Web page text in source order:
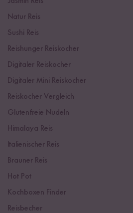
Natur Reis
Sushi Reis
Reishunger Reiskocher
Digitaler Reiskocher
Digitaler Mini Reiskocher
Reiskocher Vergleich
Glutenfreie Nudeln
Himalaya Reis
Italienischer Reis
Brauner Reis
Hot Pot
Kochboxen Finder
Reisbecher